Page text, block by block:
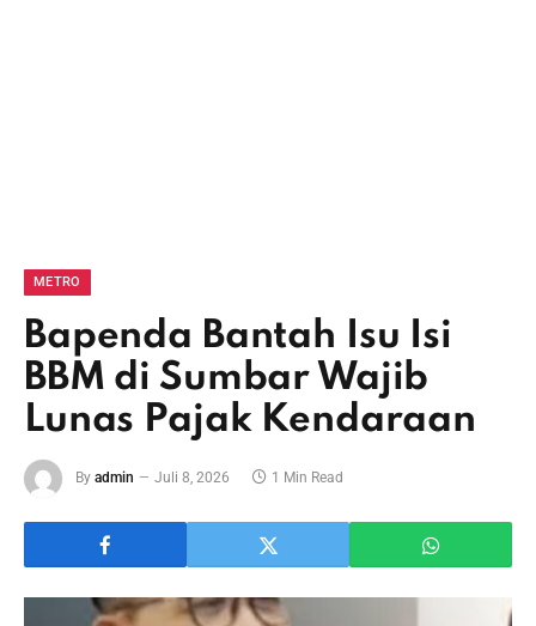
METRO
Bapenda Bantah Isu Isi
BBM di Sumbar Wajib
Lunas Pajak Kendaraan
By admin Juli 8, 2026 1 Min Read